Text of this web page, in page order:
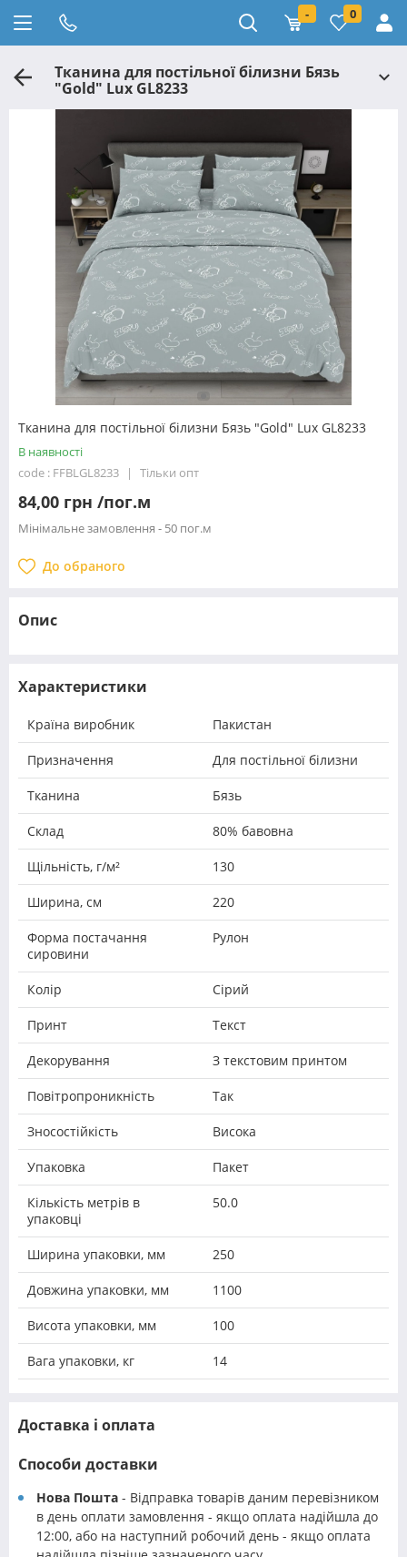
- 0
Тканина для постільної білизни Бязь
"Gold" Lux GL8233
Тканина для постільної білизни Бязь "Gold" Lux GL8233
В наявності
code : FFBLGL8233
Тільки опт
84,00 грн /пог.м
Мінімальне замовлення - 50 пог.м
До обраного
Опис
Характеристики
Країна виробник Пакистан
Призначення Для постільної білизни
Тканина Бязь
Склад 80% бавовна
Щільність, г/м² 130
Ширина, см 220
Форма постачання
сировини
Рулон
Колір Сірий
Принт Текст
Декорування З текстовим принтом
Повітропроникність Так
Зносостійкість Висока
Упаковка Пакет
Кількість метрів в
упаковці
50.0
Ширина упаковки, мм 250
Довжина упаковки, мм 1100
Висота упаковки, мм 100
Вага упаковки, кг 14
Доставка і оплата
Способи доставки
Нова Пошта - Відправка товарів даним перевізником
в день оплати замовлення - якщо оплата надійшла до
12:00, або на наступний робочий день - якщо оплата